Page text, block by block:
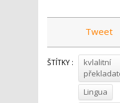
Tweet
ŠTÍTKY :
kvlalitní
Lingua